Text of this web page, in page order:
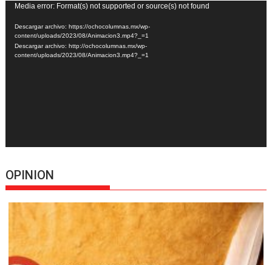
Reproductor
de
vídeo
Media error: Format(s) not supported or source(s) not found
Descargar archivo: https://ochocolumnas.mx/wp-
content/uploads/2023/08/Animacion3.mp4?_=1
Descargar archivo: http://ochocolumnas.mx/wp-
content/uploads/2023/08/Animacion3.mp4?_=1
OPINION